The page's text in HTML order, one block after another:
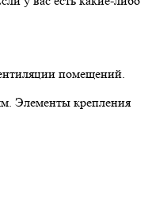
помещений.
Элементы крепления